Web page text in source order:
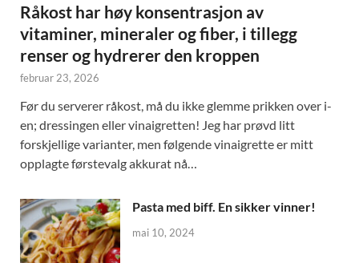
Råkost har høy konsentrasjon av
vitaminer, mineraler og fiber, i tillegg
renser og hydrerer den kroppen
februar 23, 2026
Før du serverer råkost, må du ikke glemme prikken over i-
en; dressingen eller vinaigretten! Jeg har prøvd litt
forskjellige varianter, men følgende vinaigrette er mitt
opplagte førstevalg akkurat nå…
Pasta med biff. En sikker vinner!
mai 10, 2024